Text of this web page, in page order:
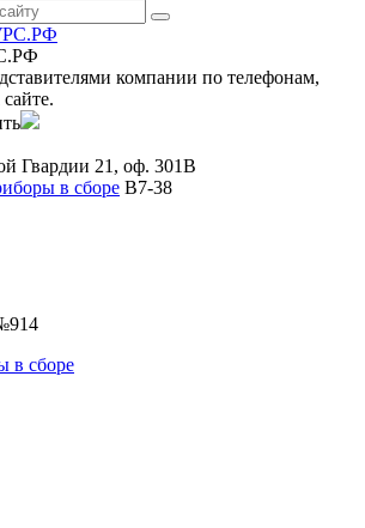
компании по телефонам,
Гвардии 21, оф. 301В
в сборе В7-38
в сборе